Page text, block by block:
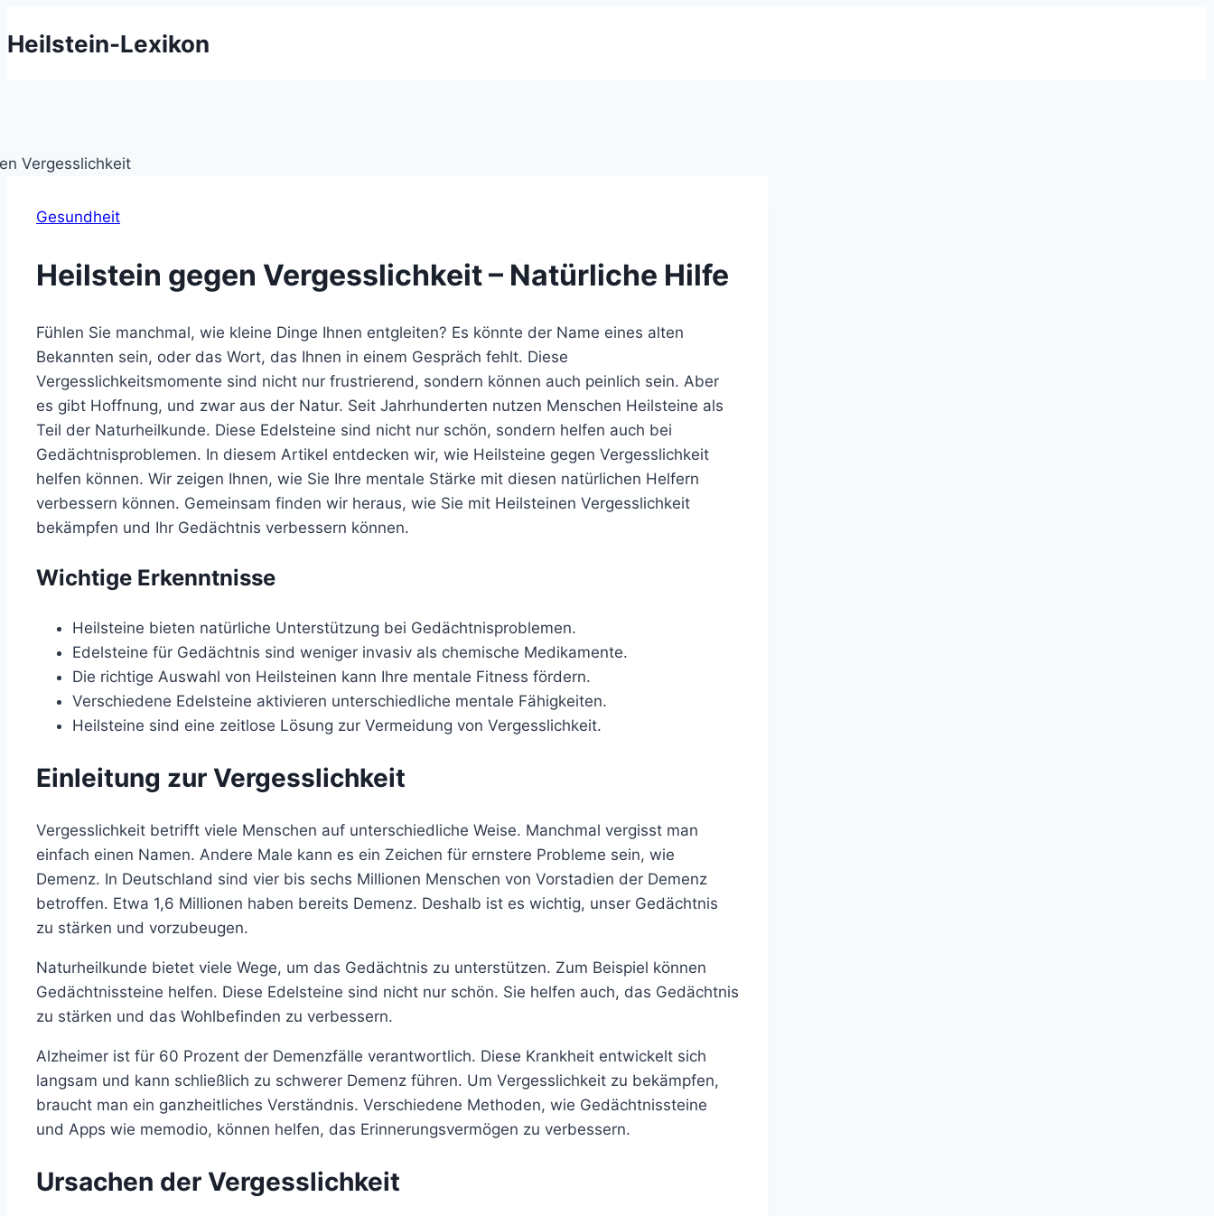
Inhalt
Heilstein-Lexikon
Gesundheit
Heilstein gegen Vergesslichkeit – Natürliche Hilfe
Fühlen Sie manchmal, wie kleine Dinge Ihnen entgleiten? Es könnte der Name eines alten
Bekannten sein, oder das Wort, das Ihnen in einem Gespräch fehlt. Diese
Vergesslichkeitsmomente sind nicht nur frustrierend, sondern können auch peinlich sein. Aber
es gibt Hoffnung, und zwar aus der Natur. Seit Jahrhunderten nutzen Menschen Heilsteine als
Teil der Naturheilkunde. Diese Edelsteine sind nicht nur schön, sondern helfen auch bei
Gedächtnisproblemen. In diesem Artikel entdecken wir, wie Heilsteine gegen Vergesslichkeit
helfen können. Wir zeigen Ihnen, wie Sie Ihre mentale Stärke mit diesen natürlichen Helfern
verbessern können. Gemeinsam finden wir heraus, wie Sie mit Heilsteinen Vergesslichkeit
bekämpfen und Ihr Gedächtnis verbessern können.
Wichtige Erkenntnisse
Heilsteine bieten natürliche Unterstützung bei Gedächtnisproblemen.
Edelsteine für Gedächtnis sind weniger invasiv als chemische Medikamente.
Die richtige Auswahl von Heilsteinen kann Ihre mentale Fitness fördern.
Verschiedene Edelsteine aktivieren unterschiedliche mentale Fähigkeiten.
Heilsteine sind eine zeitlose Lösung zur Vermeidung von Vergesslichkeit.
Einleitung zur Vergesslichkeit
Vergesslichkeit betrifft viele Menschen auf unterschiedliche Weise. Manchmal vergisst man
einfach einen Namen. Andere Male kann es ein Zeichen für ernstere Probleme sein, wie
Demenz. In Deutschland sind vier bis sechs Millionen Menschen von Vorstadien der Demenz
betroffen. Etwa 1,6 Millionen haben bereits Demenz. Deshalb ist es wichtig, unser Gedächtnis
zu stärken und vorzubeugen.
Naturheilkunde bietet viele Wege, um das Gedächtnis zu unterstützen. Zum Beispiel können
Gedächtnissteine helfen. Diese Edelsteine sind nicht nur schön. Sie helfen auch, das Gedächtnis
zu stärken und das Wohlbefinden zu verbessern.
Alzheimer ist für 60 Prozent der Demenzfälle verantwortlich. Diese Krankheit entwickelt sich
langsam und kann schließlich zu schwerer Demenz führen. Um Vergesslichkeit zu bekämpfen,
braucht man ein ganzheitliches Verständnis. Verschiedene Methoden, wie Gedächtnissteine
und Apps wie memodio, können helfen, das Erinnerungsvermögen zu verbessern.
Ursachen der Vergesslichkeit